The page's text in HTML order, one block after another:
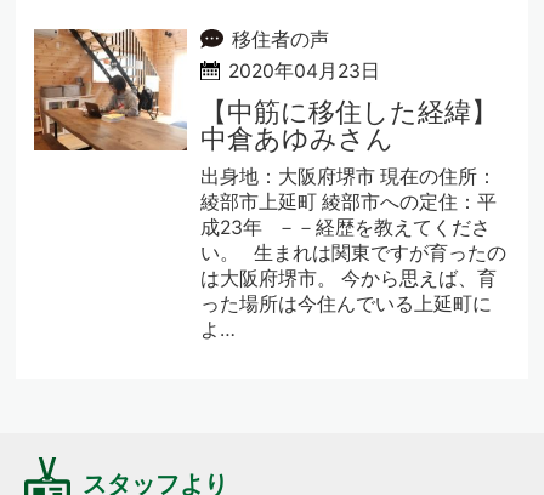
移住者の声
2020年04月23日
【中筋に移住した経緯】
中倉あゆみさん
出身地：大阪府堺市 現在の住所：
綾部市上延町 綾部市への定住：平
成23年 －－経歴を教えてくださ
い。 生まれは関東ですが育ったの
は大阪府堺市。 今から思えば、育
った場所は今住んでいる上延町に
よ…
スタッフより